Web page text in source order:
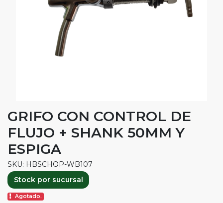
GRIFO CON CONTROL DE
FLUJO + SHANK 50MM Y
ESPIGA
SKU: HBSCHOP-WB107
Stock por sucursal
Agotado.